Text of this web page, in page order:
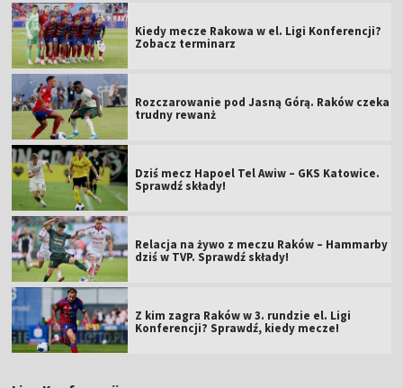
Kiedy mecze Rakowa w el. Ligi Konferencji?
Zobacz terminarz
Rozczarowanie pod Jasną Górą. Raków czeka
trudny rewanż
Dziś mecz Hapoel Tel Awiw – GKS Katowice.
Sprawdź składy!
Relacja na żywo z meczu Raków – Hammarby
dziś w TVP. Sprawdź składy!
Z kim zagra Raków w 3. rundzie el. Ligi
Konferencji? Sprawdź, kiedy mecze!